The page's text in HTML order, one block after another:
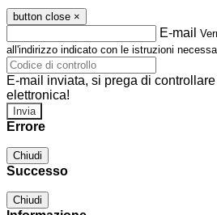
button close ×
E-mail
all'indirizzo indicato con le istruzioni
E-mail inviata, si prega di
elettronica!
Errore
Chiudi
Successo
Chiudi